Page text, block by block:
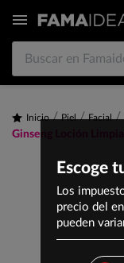

Inicio Piel Facial
Ginseng Loción
Escoge
Los
precio del
pueden